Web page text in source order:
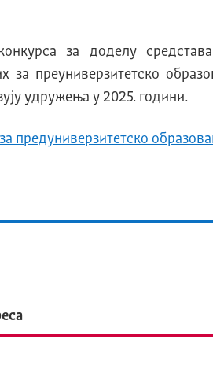
за доделу
за преуниверзитетско
удружења у 2025. години.
предуниверзитетско